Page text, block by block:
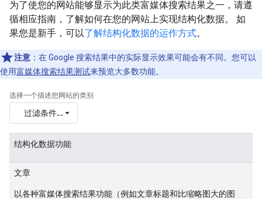
为了使您的网站能够显示为此类富媒体搜索结果之一，请遵
循相应指南，了解如何在您的网站上实现结构化数据。 如
果您是新手，可以了解结构化数据的运作方式。
注意 ：在 Google 搜索结果中的实际显示效果可能会有不同。您可以
使用富媒体搜索结果测试来预览大多数功能。
选择一个描述您网站的类别
过滤条件…
结构化数据功能
文章
以各种富媒体搜索结果功能（例如文章标题和比缩略图大的图